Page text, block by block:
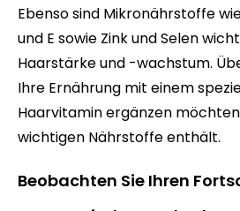
Ebenso sind Mikronährstoffe
und E sowie Zink und Selen
Haarstärke und -wachstum.
Ihre Ernährung mit einem
Haarvitamin ergänzen
wichtigen Nährstoffe enthält.
Beobachten Sie Ihren